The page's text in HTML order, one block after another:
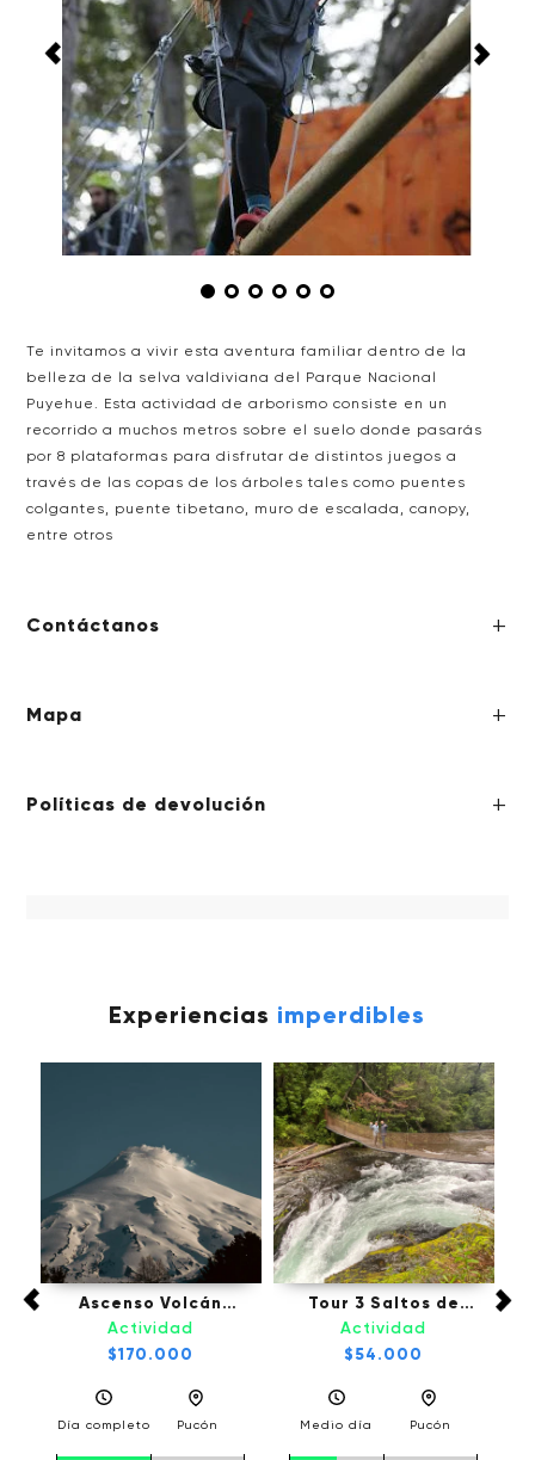
Te invitamos a vivir esta aventura familiar dentro de la
belleza de la selva valdiviana del Parque Nacional
Puyehue. Esta actividad de arborismo consiste en un
recorrido a muchos metros sobre el suelo donde pasarás
por 8 plataformas para disfrutar de distintos juegos a
través de las copas de los árboles tales como puentes
colgantes, puente tibetano, muro de escalada, canopy,
entre otros
Contáctanos
Mapa
Políticas de devolución
Experiencias imperdibles
Ascenso Volcán
Villarrica - Pucón
Actividad
$170.000
Día completo Pucón
Tour 3 Saltos de
Palguin - Pucón
Actividad
$54.000
Medio día Pucón